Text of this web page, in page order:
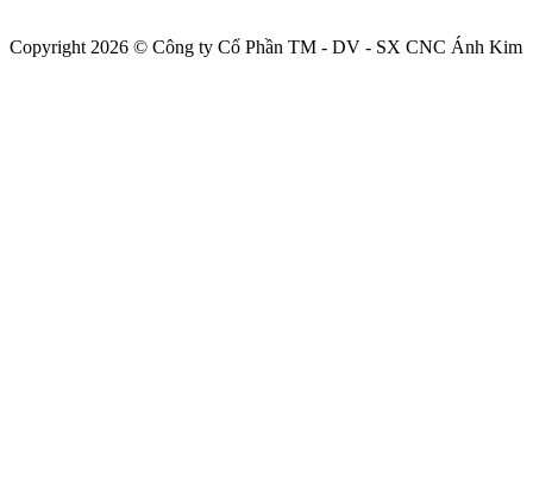
Copyright 2026 © Công ty Cổ Phần TM - DV - SX CNC Ánh Kim